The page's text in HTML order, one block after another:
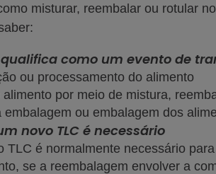
misturar, reembalar ou rotular
qualifica como um evento de
ou processamento do alimento
alimento por meio de mistura,
embalagem ou embalagem dos
novo TLC é necessário
TLC é normalmente necessário
se a reembalagem envolver a